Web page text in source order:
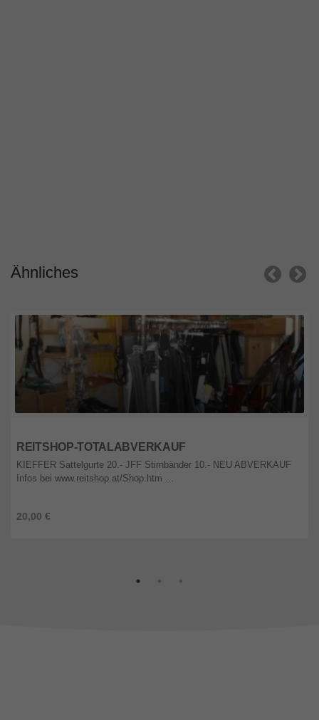
Ähnliches
REITSHOP-TOTALABVERKAUF
20,00 €
KIEFFER Sattelgurte 20.- JFF Stirnbänder 10.- NEU ABVERKAUF
Infos bei www.reitshop.at/Shop.htm ...